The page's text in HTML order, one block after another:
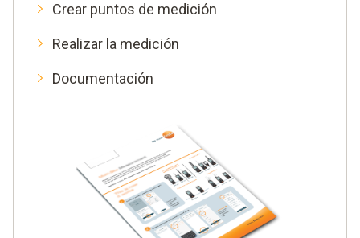
Crear puntos de medición
Realizar la medición
Documentación